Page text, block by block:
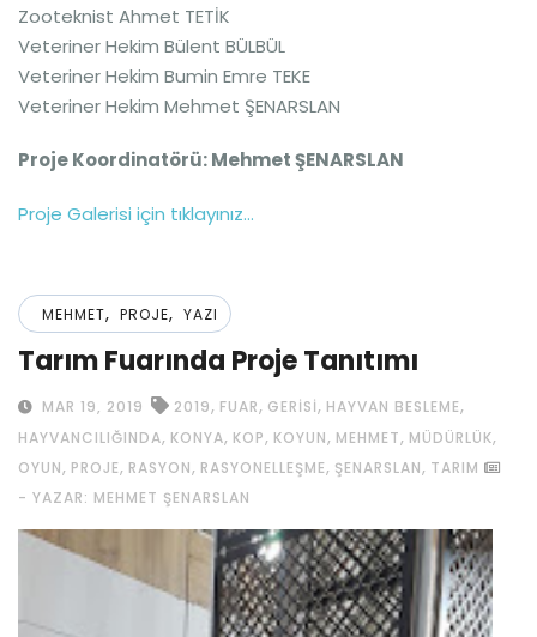
Zooteknist Ahmet TETİK
Veteriner Hekim Bülent BÜLBÜL
Veteriner Hekim Bumin Emre TEKE
Veteriner Hekim Mehmet ŞENARSLAN
Proje Koordinatörü: Mehmet ŞENARSLAN
Proje Galerisi için tıklayınız…
MEHMET, PROJE, YAZI
Tarım Fuarında Proje Tanıtımı
MAR 19, 2019 2019, FUAR, GERISI, HAYVAN BESLEME,
HAYVANCILIĞINDA, KONYA, KOP, KOYUN, MEHMET, MÜDÜRLÜK,
OYUN, PROJE, RASYON, RASYONELLEŞME, ŞENARSLAN, TARIM
- YAZAR: MEHMET ŞENARSLAN